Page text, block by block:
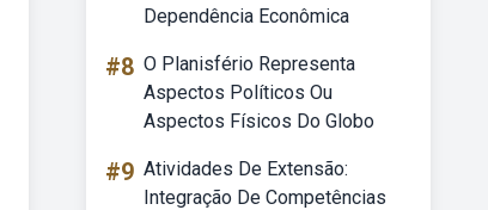
Dependência Econômica
#8 O Planisfério Representa
Aspectos Políticos Ou
Aspectos Físicos Do Globo
#9 Atividades De Extensão:
Integração De Competências